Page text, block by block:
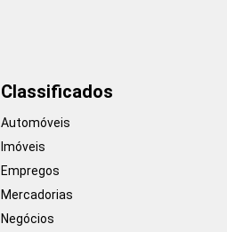
Classificados
Automóveis
Imóveis
Empregos
Mercadorias
Negócios